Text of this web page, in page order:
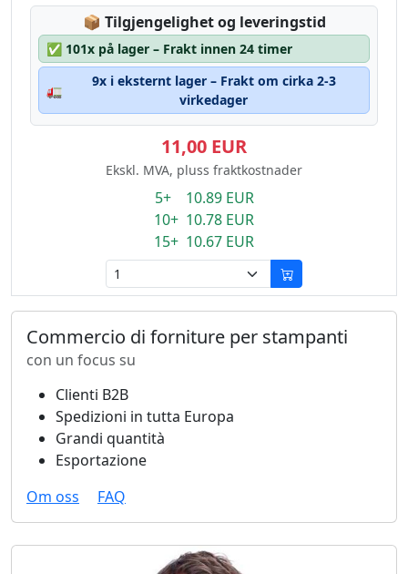
📦 Lagerstatus:
Tilgjengelighet og leveringstid
✅ 101x på lager – Frakt innen 24 timer
🚛
9x i eksternt lager – Frakt om cirka 2-3
virkedager
11,00 EUR
Ekskl. MVA, pluss fraktkostnader
5+ 10.89 EUR
10+ 10.78 EUR
15+ 10.67 EUR
Commercio di forniture per stampanti
con un focus su
Clienti B2B
Spedizioni in tutta Europa
Grandi quantità
Esportazione
Om oss
FAQ